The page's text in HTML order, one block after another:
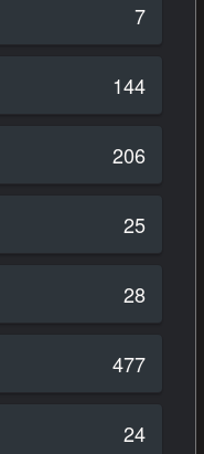
7
144
206
25
28
477
24